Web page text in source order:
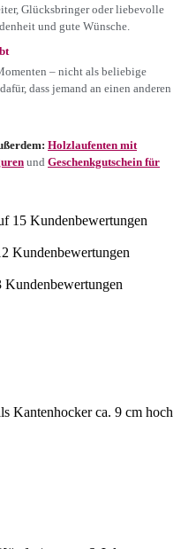
Glücksbringer oder liebevolle
und gute Wünsche.
– nicht als beliebige
dass jemand an einen anderen
Holzlaufenten mit
und Geschenkgutschein für
15 Kundenbewertungen
Kundenbewertungen
Kundenbewertungen
Kantenhocker ca. 9 cm hoch